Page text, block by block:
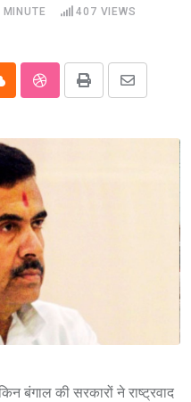
407 VIEWS
StumbleUpon
Print
Share
Email
बंगाल की सरकारों ने राष्ट्रवाद